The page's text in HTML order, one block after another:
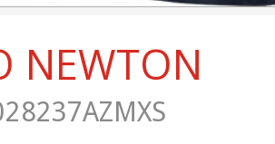
NEWTON